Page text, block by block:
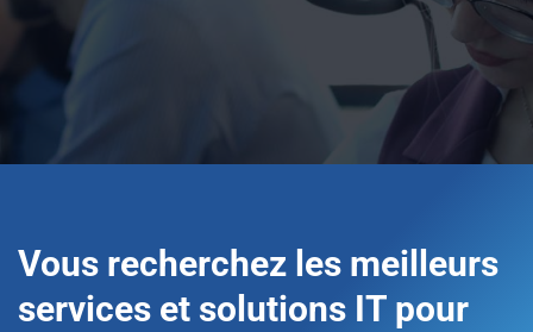
Vous recherchez les meilleurs
services et solutions IT pour